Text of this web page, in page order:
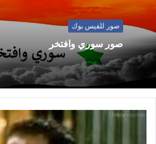
صور للفيس بوك
صور سوري وافتخر